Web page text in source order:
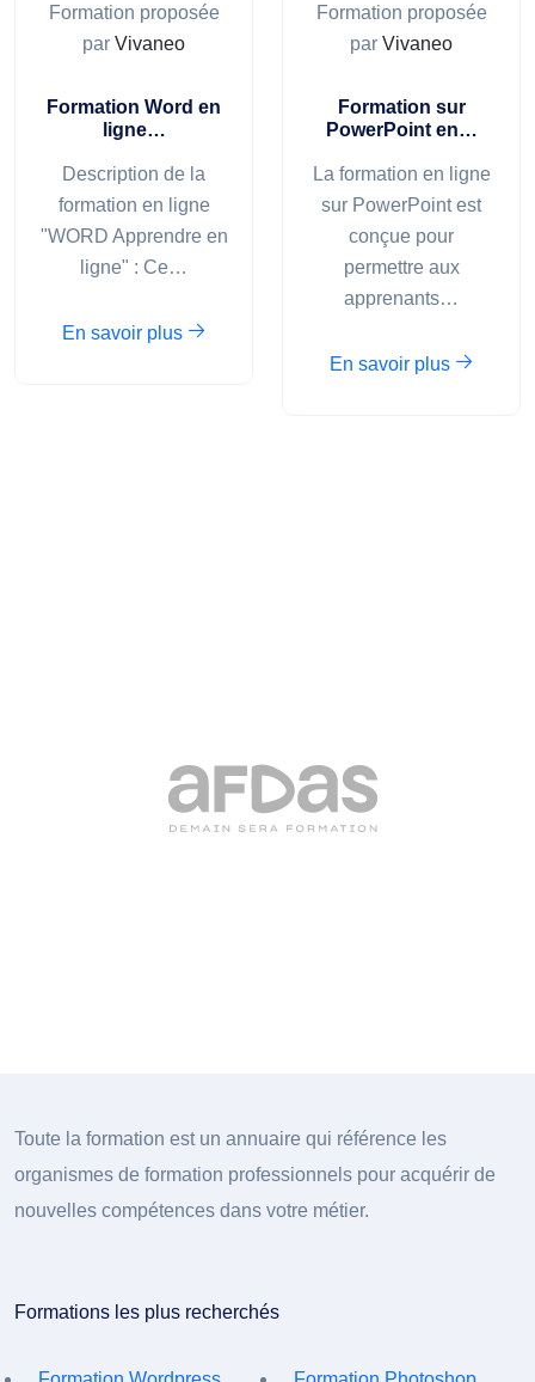
Formation proposée
par Vivaneo
Formation Word en
ligne…
Description de la
formation en ligne
"WORD Apprendre en
ligne" : Ce…
En savoir plus
Formation proposée
par Vivaneo
Formation sur
PowerPoint en…
La formation en ligne
sur PowerPoint est
conçue pour
permettre aux
apprenants…
En savoir plus
Toute la formation est un annuaire qui référence les
organismes de formation professionnels pour acquérir de
nouvelles compétences dans votre métier.
Formations les plus recherchés